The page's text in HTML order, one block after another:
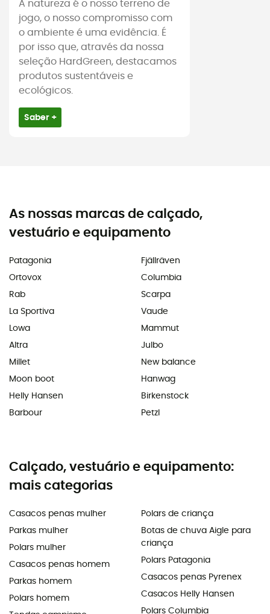
A natureza é o nosso terreno de
jogo, o nosso compromisso com
o ambiente é uma evidência. É
por isso que, através da nossa
seleção HardGreen, destacamos
produtos sustentáveis e
ecológicos.
Saber +
As nossas marcas de calçado,
vestuário e equipamento
Patagonia
Ortovox
Rab
La Sportiva
Lowa
Altra
Millet
Moon boot
Helly Hansen
Barbour
Fjällräven
Columbia
Scarpa
Vaude
Mammut
Julbo
New balance
Hanwag
Birkenstock
Petzl
Calçado, vestuário e equipamento:
mais categorias
Casacos penas mulher
Parkas mulher
Polars mulher
Casacos penas homem
Parkas homem
Polars homem
Polars de criança
Botas de chuva Aigle para
criança
Polars Patagonia
Casacos penas Pyrenex
Casacos Helly Hansen
Polars Columbia